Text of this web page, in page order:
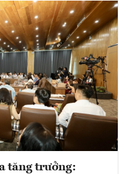
tăng trưởng: